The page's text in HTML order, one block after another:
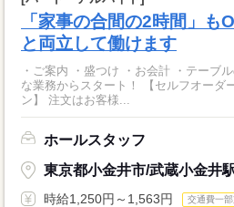
「家事の合間の2時間」も
と両立して働けます
・ご案内 ・盛つけ ・お会計 ・テー
な業務からスタート！ 【セルフオーダー導入なので接客がカンタ
ン】 注文はお客様...
ホールスタッフ
東京都小金井市/武蔵小金井
時給1,250円～1,563円 交通費一